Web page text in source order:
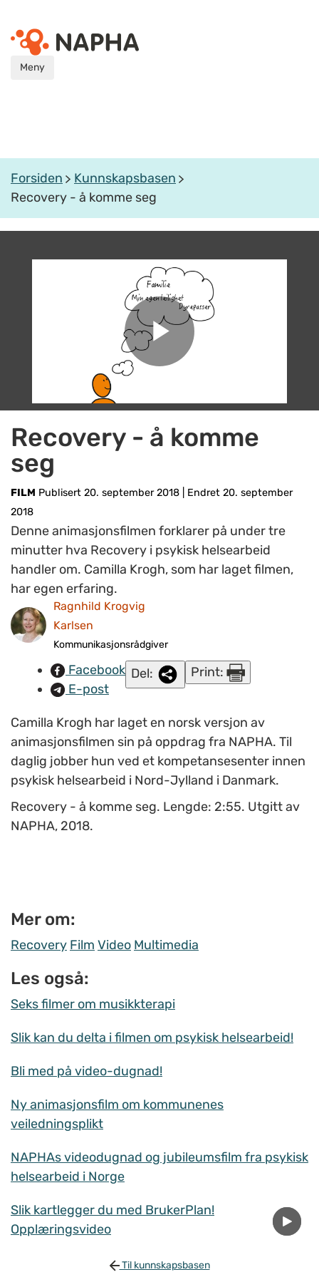
Meny
Forsiden
Kunnskapsbasen
Recovery - å komme seg
Recovery - å komme
seg
FILM Publisert 20. september 2018
Endret 20. september
2018
Denne animasjonsfilmen forklarer på under tre
minutter hva Recovery i psykisk helsearbeid
handler om. Camilla Krogh, som har laget filmen,
har egen erfaring.
Ragnhild Krogvig
Karlsen
Kommunikasjonsrådgiver
Facebook
E-post
Del: Print:
Camilla Krogh har laget en norsk versjon av
animasjonsfilmen sin på oppdrag fra NAPHA. Til
daglig jobber hun ved et kompetansesenter innen
psykisk helsearbeid i Nord-Jylland i Danmark.
Recovery - å komme seg. Lengde: 2:55. Utgitt av
NAPHA, 2018.
Mer om:
Recovery Film Video Multimedia
Les også:
Seks filmer om musikkterapi
Slik kan du delta i filmen om psykisk helsearbeid!
Bli med på video-dugnad!
Ny animasjonsfilm om kommunenes
veiledningsplikt
NAPHAs videodugnad og jubileumsfilm fra psykisk
helsearbeid i Norge
Slik kartlegger du med BrukerPlan!
Opplæringsvideo
Til kunnskapsbasen